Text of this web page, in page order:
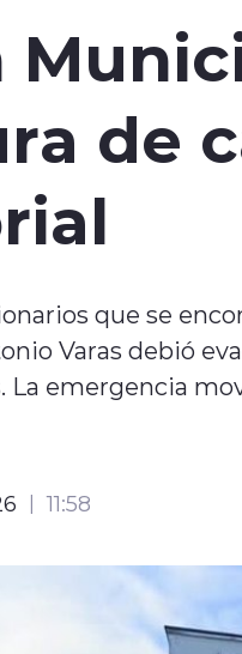
de
que se
Varas debió
La emergencia
11:58